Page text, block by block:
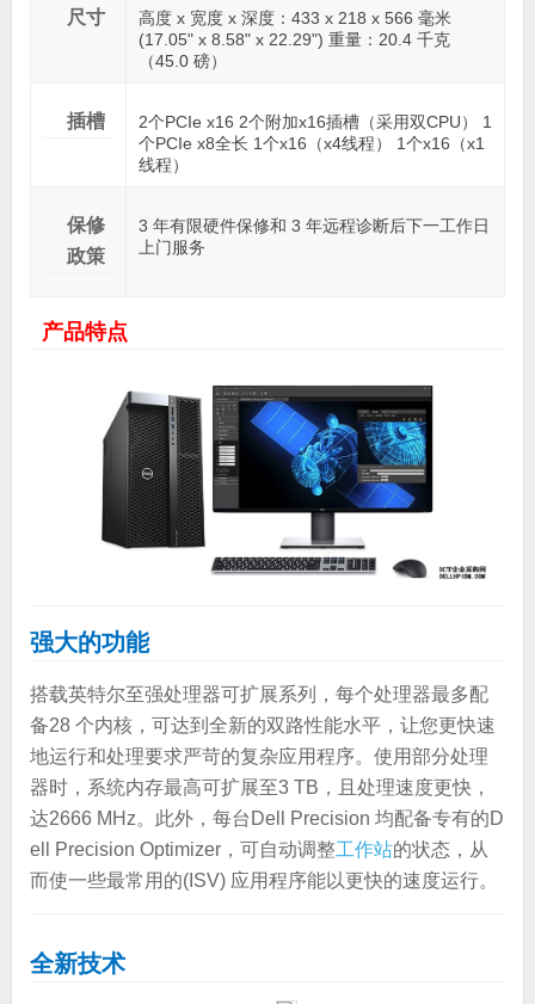
尺寸
高度 x 宽度 x 深度：433 x 218 x 566 毫米
(17.05" x 8.58" x 22.29") 重量：20.4 千克
（45.0 磅）
插槽
2个PCIe x16 2个附加x16插槽（采用双CPU） 1
个PCIe x8全长 1个x16（x4线程） 1个x16（x1
线程）
保修
政策
3 年有限硬件保修和 3 年远程诊断后下一工作日
上门服务
产品特点
强大的功能
搭载英特尔至强处理器可扩展系列，每个处理器最多配
备28 个内核，可达到全新的双路性能水平，让您更快速
地运行和处理要求严苛的复杂应用程序。使用部分处理
器时，系统内存最高可扩展至3 TB，且处理速度更快，
达2666 MHz。此外，每台Dell Precision 均配备专有的D
ell Precision Optimizer，可自动调整工作站的状态，从
而使一些最常用的(ISV) 应用程序能以更快的速度运行。
全新技术